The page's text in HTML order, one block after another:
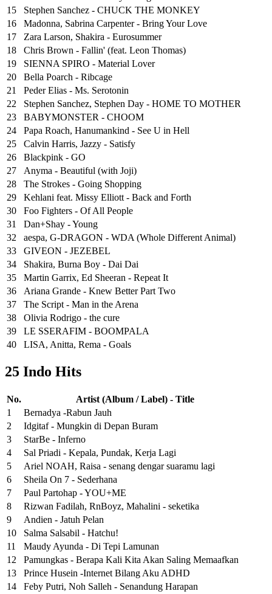
15
Stephen Sanchez - CHUCK THE MONKEY
16
Madonna, Sabrina Carpenter - Bring Your Love
17
Zara Larson, Shakira - Eurosummer
18
Chris Brown - Fallin' (feat. Leon Thomas)
19
SIENNA SPIRO - Material Lover
20
Bella Poarch - Ribcage
21
Peder Elias - Ms. Serotonin
22
Stephen Sanchez, Stephen Day - HOME TO MOTHER
23
BABYMONSTER - CHOOM
24
Papa Roach, Hanumankind - See U in Hell
25
⁠Calvin Harris, Jazzy - Satisfy
26
Blackpink - GO
27
Anyma - Beautiful (with Joji)
28
The Strokes - Going Shopping
29
Kehlani feat. Missy Elliott - Back and Forth
30
Foo Fighters - Of All People
31
Dan+Shay - Young
32
aespa, G-DRAGON - WDA (Whole Different Animal)
33
GIVEON - JEZEBEL
34
Shakira, Burna Boy - Dai Dai
35
Martin Garrix, Ed Sheeran - Repeat It
36
Ariana Grande - Knew Better Part Two
37
The Script - Man in the Arena
38
Olivia Rodrigo - the cure
39
LE SSERAFIM - BOOMPALA
40
LISA, Anitta, Rema - Goals
25 Indo Hits
No.
Artist (Album / Label) - Title
1
Bernadya -Rabun Jauh
2
Idgitaf - Mungkin di Depan Buram
3
StarBe - Inferno
4
Sal Priadi - Kepala, Pundak, Kerja Lagi
5
Ariel NOAH, Raisa - senang dengar suaramu lagi
6
Sheila On 7 - Sederhana
7
Paul Partohap - YOU+ME
8
Rizwan Fadilah, RnBoyz, Mahalini - seketika
9
Andien - Jatuh Pelan
10
Salma Salsabil - Hatchu!
11
Maudy Ayunda - Di Tepi Lamunan
12
Pamungkas - Berapa Kali Kita Akan Saling Memaafkan
13
Prince Husein -Internet Bilang Aku ADHD
14
Feby Putri, Noh Salleh - Senandung Harapan